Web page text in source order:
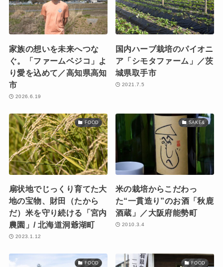
家族の想いを未来へつな
ぐ。「ファームベジコ」よ
り愛を込めて／高知県高知
市
2026.6.19
国内ハーブ栽培のパイオニ
ア「シモタファーム」／茨
城県取手市
2021.7.5
FOOD
扇状地でじっくり育てた大
地の宝物、財⽥（たから
だ）米を守り続ける「宮内
農園」/ 北海道洞爺湖町
2023.1.12
SAKE&
米の栽培からこだわっ
た“一貫造り”のお酒「秋鹿
酒蔵」／大阪府能勢町
2010.3.4
FOOD FOOD